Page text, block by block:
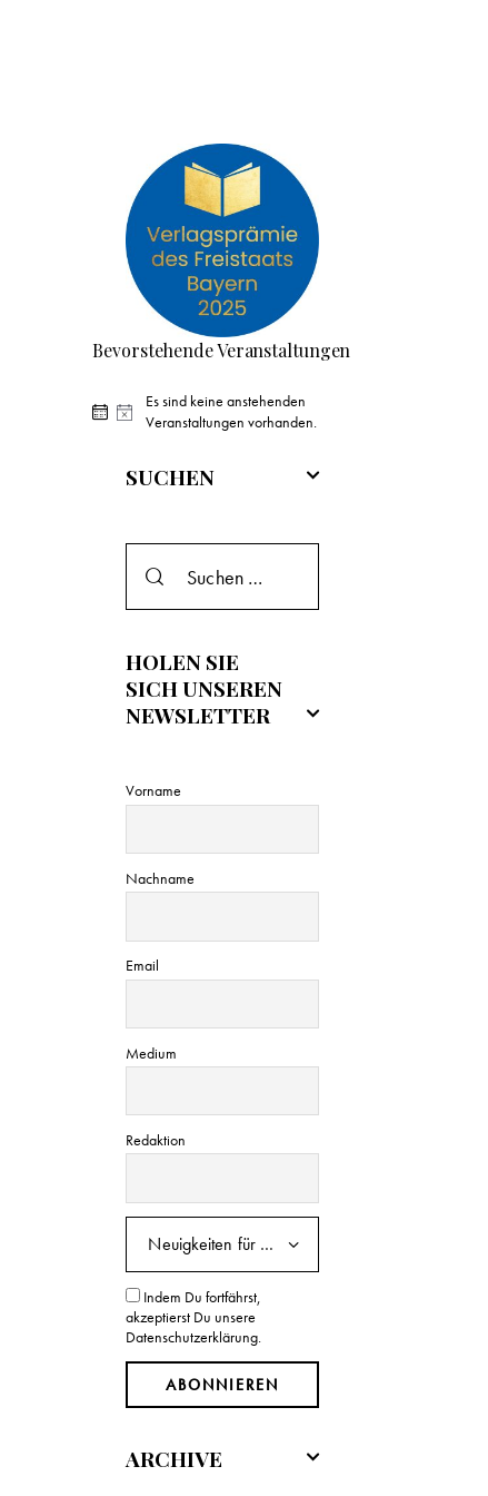
Bevorstehende Veranstaltungen
H
Es sind keine anstehenden
Veranstaltungen vorhanden.
SUCHEN
HOLEN SIE
SICH UNSEREN
NEWSLETTER
Vorname
Nachname
Email
Medium
Redaktion
Indem Du fortfährst,
akzeptierst Du unsere
Datenschutzerklärung.
ARCHIVE